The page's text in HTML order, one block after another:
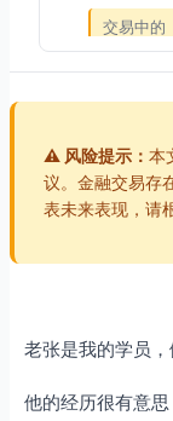
交易中的
「见市场
什么是「
交易中的
觉照交易的终
觉
⚠️ 风险提示： 本
议。金融交易存
表未来表现，请
老张是我的学员，
他的经历很有意思